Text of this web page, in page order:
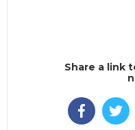
Share a link